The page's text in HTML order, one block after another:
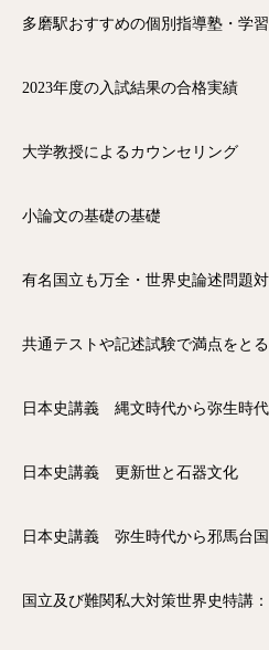
多磨駅おすすめの個別指導塾・学
2023年度の入試結果の合格実績
大学教授によるカウンセリング
小論文の基礎の基礎
有名国立も万全・世界史論述問題
共通テストや記述試験で満点をと
日本史講義 縄文時代から弥生時
日本史講義 更新世と石器文化
日本史講義 弥生時代から邪馬台国
国立及び難関私大対策世界史特講